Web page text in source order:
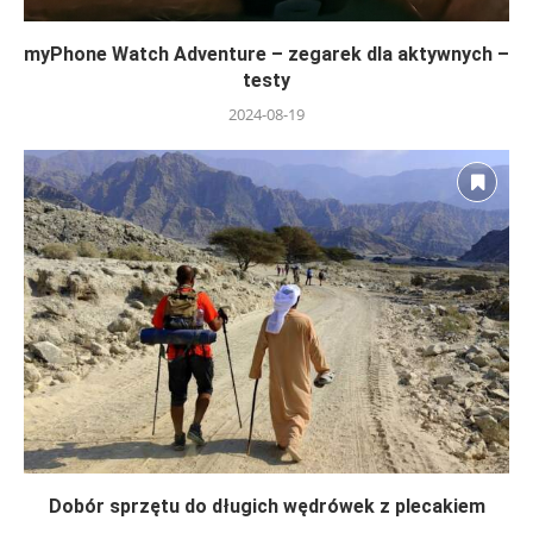
myPhone Watch Adventure – zegarek dla aktywnych –
testy
2024-08-19
Dobór sprzętu do długich wędrówek z plecakiem